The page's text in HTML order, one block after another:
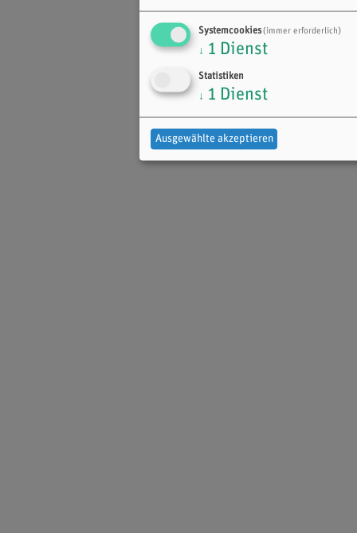
Systemcookies(immer erforderlich)
↓ 1 Dienst
Statistiken
↓ 1 Dienst
Ausgewählte akzeptieren